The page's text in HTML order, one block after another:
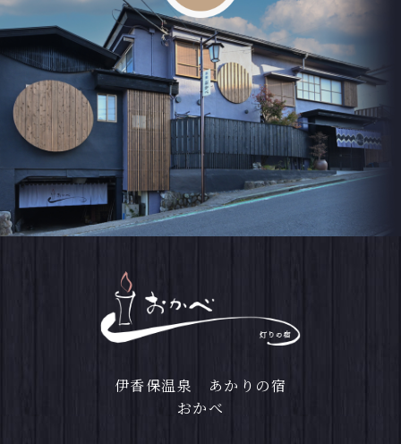
伊香保温泉 あかりの宿
おかべ